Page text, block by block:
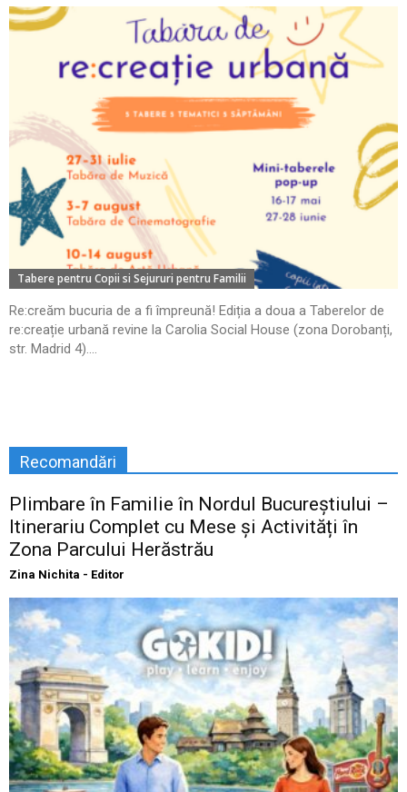
Tabere pentru Copii si Sejururi pentru Familii
Re:creăm bucuria de a fi împreună! Ediția a doua a Taberelor de
re:creație urbană revine la Carolia Social House (zona Dorobanți,
str. Madrid 4)....
Recomandări
Plimbare în Familie în Nordul Bucureștiului –
Itinerariu Complet cu Mese și Activități în
Zona Parcului Herăstrău
Zina Nichita - Editor